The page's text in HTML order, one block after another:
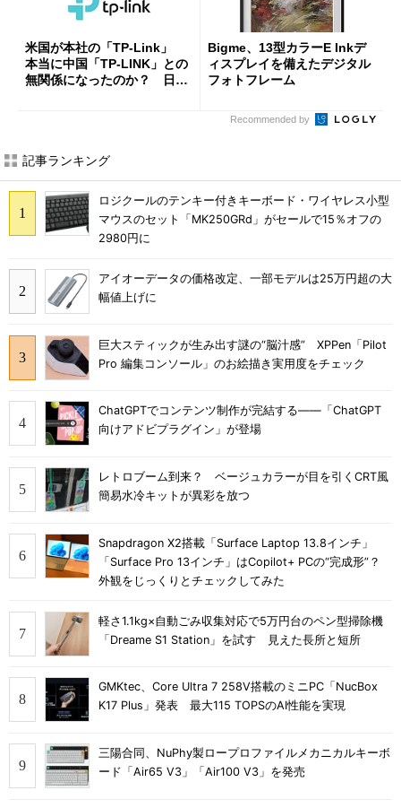
米国が本社の「TP-Link」
本当に中国「TP-LINK」との
無関係になったのか？ 日本
Bigme、13型カラーE Inkデ
ィスプレイを備えたデジタル
フォトフレーム
Recommended by
記事ランキング
ロジクールのテンキー付きキーボード・ワイヤレス小型
マウスのセット「MK250GRd」がセールで15％オフの
2980円に
アイオーデータの価格改定、一部モデルは25万円超の大
幅値上げに
巨大スティックが生み出す謎の“脳汁感” XPPen「Pilot
Pro 編集コンソール」のお絵描き実用度をチェック
ChatGPTでコンテンツ制作が完結する――「ChatGPT
向けアドビプラグイン」が登場
レトロブーム到来？ ベージュカラーが目を引くCRT風
簡易水冷キットが異彩を放つ
Snapdragon X2搭載「Surface Laptop 13.8インチ」
「Surface Pro 13インチ」はCopilot+ PCの“完成形”？
外観をじっくりとチェックしてみた
軽さ1.1kg×自動ごみ収集対応で5万円台のペン型掃除機
「Dreame S1 Station」を試す 見えた長所と短所
GMKtec、Core Ultra 7 258V搭載のミニPC「NucBox
K17 Plus」発表 最大115 TOPSのAI性能を実現
三陽合同、NuPhy製ロープロファイルメカニカルキーボ
ード「Air65 V3」「Air100 V3」を発売